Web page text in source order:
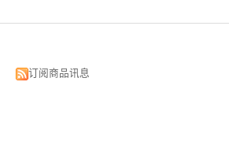
订阅商品讯息